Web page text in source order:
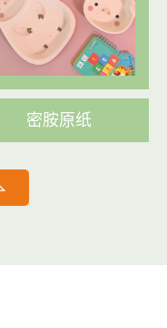
密胺原纸